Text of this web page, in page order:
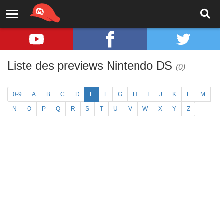
Liste des previews Nintendo DS (0)
0-9 A B C D E F G H J K L M
N O P Q R S T U V W X Y Z